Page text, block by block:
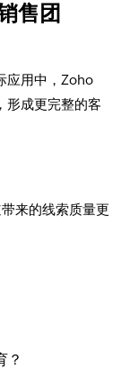
售团
应用中，Zoho
形成更完整的客
来的线索质量更
？